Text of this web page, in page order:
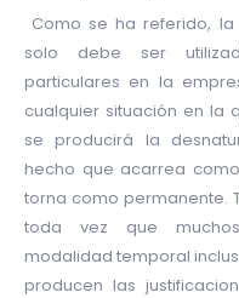
Como se ha referido,
solo debe ser
particulares en la
cualquier situación en la
se producirá la
hecho que acarrea
torna como permanente.
toda vez que
modalidad temporal
producen las